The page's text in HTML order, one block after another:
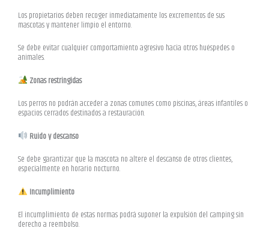
Los propietarios deben recoger inmediatamente los excrementos de sus
mascotas y mantener limpio el entorno.
Se debe evitar cualquier comportamiento agresivo hacia otros huéspedes o
animales.
Zonas restringidas
Los perros no podrán acceder a zonas comunes como piscinas, áreas infantiles o
espacios cerrados destinados a restauración.
Ruido y descanso
Se debe garantizar que la mascota no altere el descanso de otros clientes,
especialmente en horario nocturno.
Incumplimiento
El incumplimiento de estas normas podrá suponer la expulsión del camping sin
derecho a reembolso.